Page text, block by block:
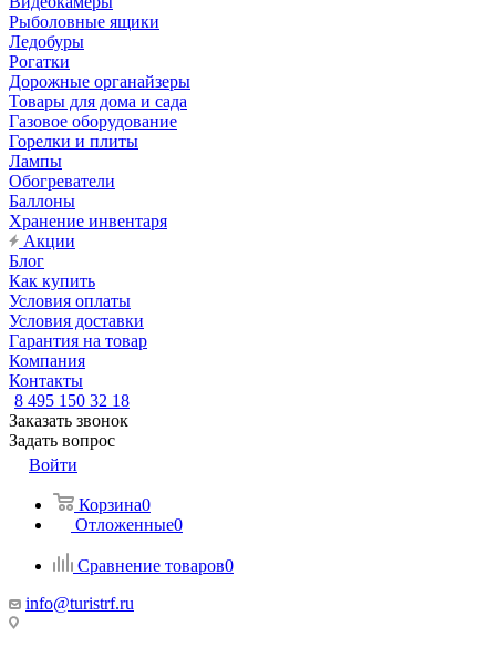
Рыболовные ящики
Ледобуры
Рогатки
Дорожные органайзеры
Товары для дома и сада
Газовое оборудование
Горелки и плиты
Лампы
Обогреватели
Баллоны
Хранение инвентаря
Акции
Блог
Как купить
Условия оплаты
Условия доставки
Гарантия на товар
Компания
Контакты
8 495 150 32 18
Заказать звонок
Задать вопрос
Войти
Корзина0
Отложенные0
Сравнение товаров0
info@turistrf.ru